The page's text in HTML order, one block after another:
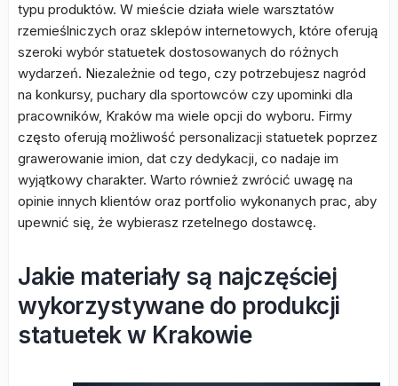
typu produktów. W mieście działa wiele warsztatów
rzemieślniczych oraz sklepów internetowych, które oferują
szeroki wybór statuetek dostosowanych do różnych
wydarzeń. Niezależnie od tego, czy potrzebujesz nagród
na konkursy, puchary dla sportowców czy upominki dla
pracowników, Kraków ma wiele opcji do wyboru. Firmy
często oferują możliwość personalizacji statuetek poprzez
grawerowanie imion, dat czy dedykacji, co nadaje im
wyjątkowy charakter. Warto również zwrócić uwagę na
opinie innych klientów oraz portfolio wykonanych prac, aby
upewnić się, że wybierasz rzetelnego dostawcę.
Jakie materiały są najczęściej
wykorzystywane do produkcji
statuetek w Krakowie